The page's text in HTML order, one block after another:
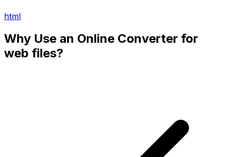
html
Why Use an Online Converter for
web files?